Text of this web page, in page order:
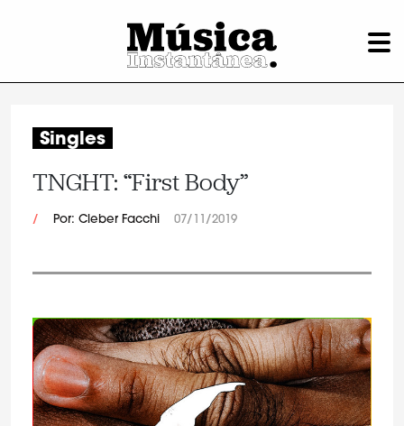
Singles
TNGHT: “First Body”
/ Por: Cleber Facchi 07/11/2019